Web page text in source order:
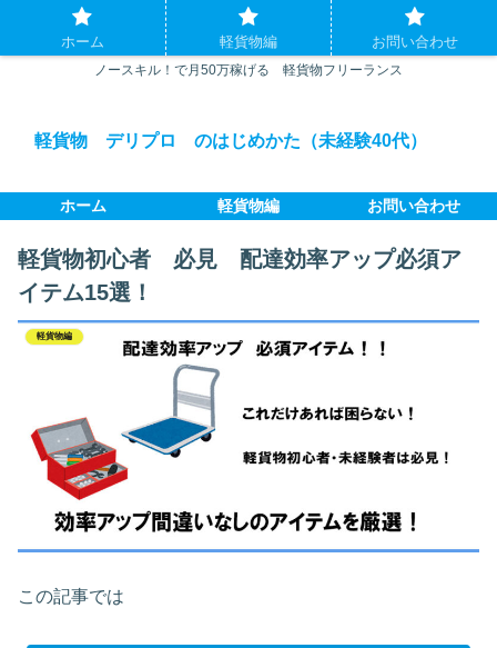
ノースキル！で月50万稼げる 軽貨物フリーランス
軽貨物 デリプロ のはじめかた（未経験40代）
ホーム 軽貨物編 お問い合わせ
軽貨物初心者 必見 配達効率アップ必須ア
イテム15選！
軽貨物編
この記事では
ホーム 軽貨物編 お問い合わせ